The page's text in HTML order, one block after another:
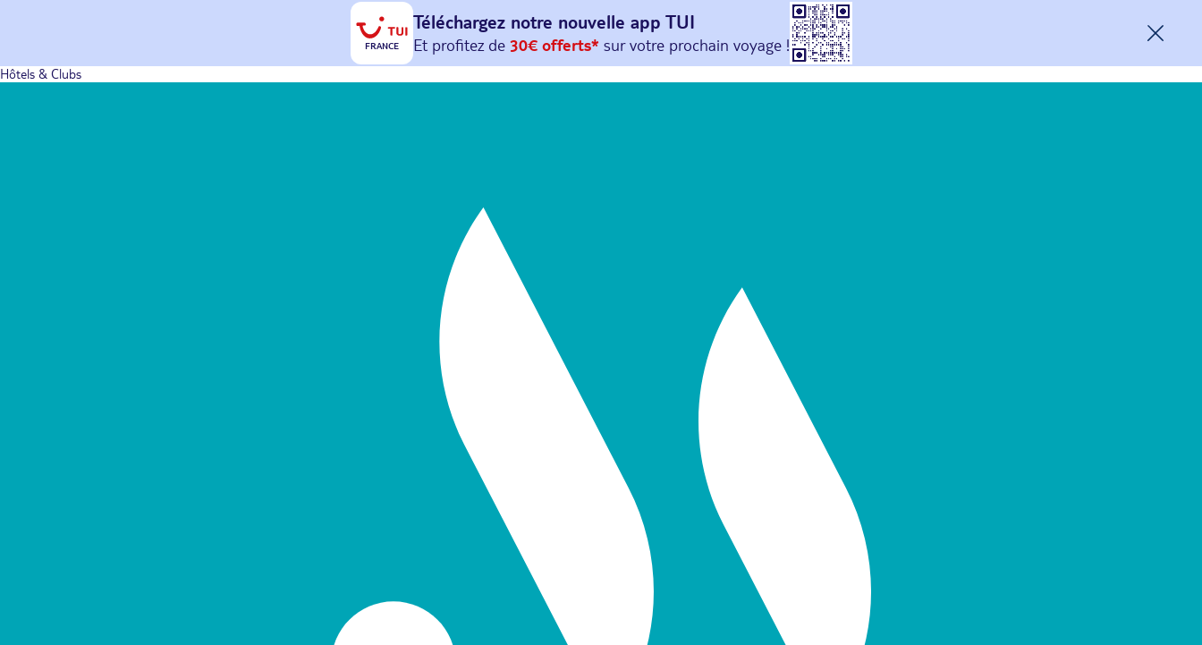
FRANCE
Téléchargez notre nouvelle app TUI
Et profitez de 30€ offerts*sur votreprochain
avec le code : HAPPYAPP
Hôtels & Clubs